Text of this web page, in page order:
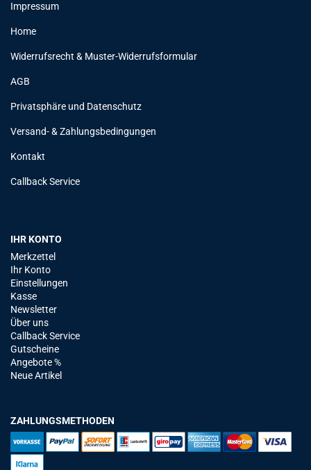
Impressum
Home
Widerrufsrecht & Muster-Widerrufsformular
AGB
Privatsphäre und Datenschutz
Versand- & Zahlungsbedingungen
Kontakt
Callback Service
IHR KONTO
Merkzettel
Ihr Konto
Einstellungen
Kasse
Newsletter
Über uns
Callback Service
Gutscheine
Angebote %
Neue Artikel
ZAHLUNGSMETHODEN